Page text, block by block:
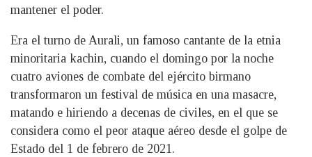
mantener el poder.
Era el turno de Aurali, un famoso cantante de la etnia
minoritaria kachin, cuando el domingo por la noche
cuatro aviones de combate del ejército birmano
transformaron un festival de música en una masacre,
matando e hiriendo a decenas de civiles, en el que se
considera como el peor ataque aéreo desde el golpe de
Estado del 1 de febrero de 2021.